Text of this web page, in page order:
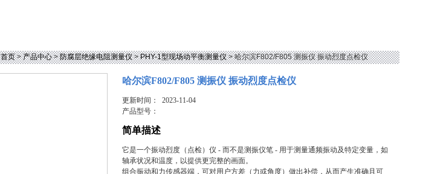
首页>产品中心>防腐层绝缘电阻测量仪>PHY-1型现场动平衡测量仪> 哈尔滨F802/F805 测振仪 振动烈度点检仪
哈尔滨F802/F805 测振仪 振动烈度点检仪
更新时间： 2023-11-04
产品型号：
简单描述
它是一个振动烈度（点检）仪 - 而不是测振仪笔 - 用于测量通频振动及特定变量，如
轴承状况和温度，以提供更完整的画面。
组合振动和力传感器端，可对用户方差（力或角度）做出补偿，从而产生准确且可